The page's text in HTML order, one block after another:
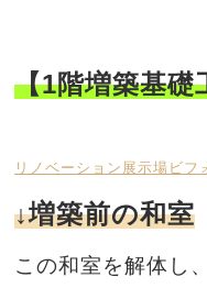
【1階増築基礎
リノベーション展示場ビフ
↓増築前の和室
この和室を解体し